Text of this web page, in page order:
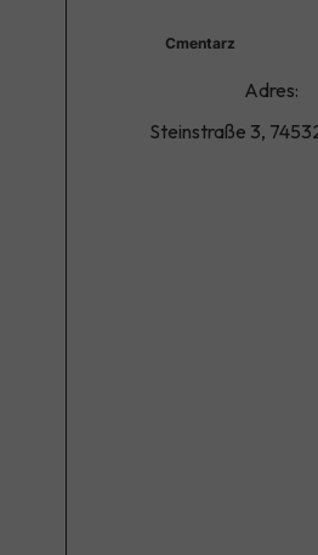
Adres:
Steinstraße 3,